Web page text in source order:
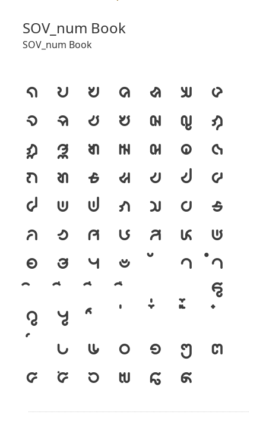
SOV_num Book
SOV_num Book
ก ข ฃ ค ฅ ฆ ง
จ ฉ ช ซ ฌ ญ ฎ
ฏ ฐ ฑ ฒ ณ ด ต
ถ ท ธ น บ ป ผ
ฝ พ ฟ ภ ม ย ร
ล ว ศ ษ ส ห ฬ
อ ฮ ฯ ะ า ำ
โ
ใ ไ
เ แ ๐ ๑ ๒ ๓
๔ ๕ ๖ ๗ ๘ ๙